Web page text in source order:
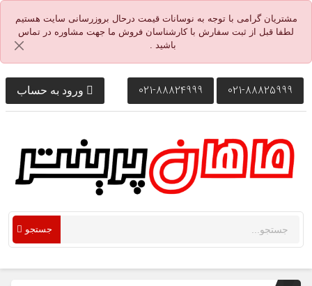
مشتریان گرامی با توجه به نوسانات قیمت درحال بروزرسانی سایت هستیم
لطفا قبل از ثبت سفارش با کارشناسان فروش ما جهت مشاوره در تماس
باشید .
021-88825999
021-88824999 ورود به حساب
جستجو